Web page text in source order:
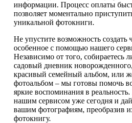
информации. Процесс оплаты
позволяет моментально
уникальной фотокниги.
Не упустите возможность создать
особенное с помощью нашего
Независимо от того, собираетесь
садовый дневник
красивый семейный альбом, или
фотоальбом – мы готовы помочь
яркие воспоминания в реальность.
нашим сервисом уже сегодня и
вашим фотографиям, преобразив
фотокнигу.